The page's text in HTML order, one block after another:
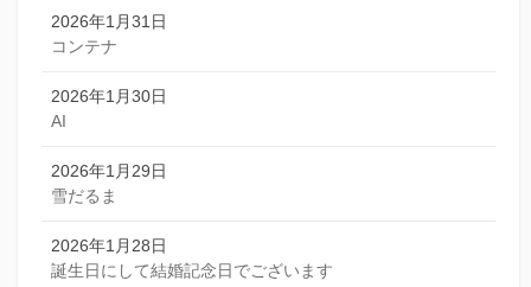
2026年1月31日
コンテナ
2026年1月30日
AI
2026年1月29日
雪だるま
2026年1月28日
誕生日にして結婚記念日でございます